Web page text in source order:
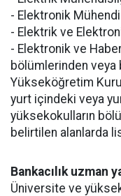
- Elektronik
- Elektrik ve
- Elektronik ve
bölümlerinden veya
Yükseköğretim
yurt içindeki veya
yüksekokulların
belirtilen alanlarda
Bankacılık uzman
Üniversite ve